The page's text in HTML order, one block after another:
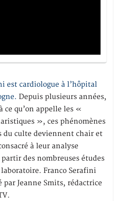
est cardiologue à l’hôpital
Depuis plusieurs années,
ce qu’on appelle les «
», ces phénomènes
du culte deviennent chair et
à leur analyse
des nombreuses études
Franco Serafini
Jeanne Smits, rédactrice